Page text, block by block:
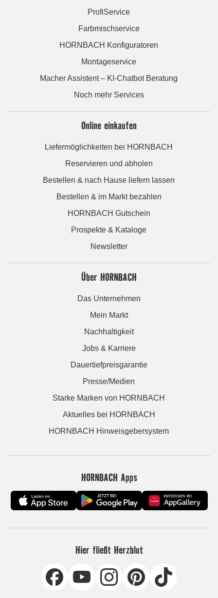
ProfiService
Farbmischservice
HORNBACH Konfiguratoren
Montageservice
Macher Assistent – KI-Chatbot Beratung
Noch mehr Services
Online einkaufen
Liefermöglichkeiten bei HORNBACH
Reservieren und abholen
Bestellen & nach Hause liefern lassen
Bestellen & im Markt bezahlen
HORNBACH Gutschein
Prospekte & Kataloge
Newsletter
Über HORNBACH
Das Unternehmen
Mein Markt
Nachhaltigkeit
Jobs & Karriere
Dauertiefpreisgarantie
Presse/Medien
Starke Marken von HORNBACH
Aktuelles bei HORNBACH
HORNBACH Hinweisgebersystem
HORNBACH Apps
Hier fließt Herzblut